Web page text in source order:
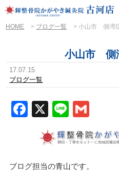
HOME > ブログ一覧 >小山市 側湾
小山市
17.07.15
ブログ一覧
Facebook
X Line
ブログ担当の青山です。